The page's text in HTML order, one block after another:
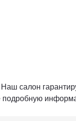
салон